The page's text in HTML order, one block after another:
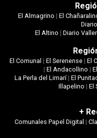
El Almagrino | El
El Altino | Diario
El Comunal | El Serenense| El
| El Andacollino |
La Perla del Limarí|El
Illapelino | El
+
Comunales Papel Digital |